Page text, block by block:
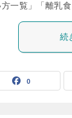
方一覧」「離乳
続
0